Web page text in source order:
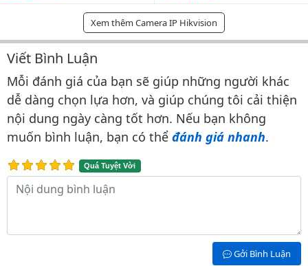
Xem thêm Camera IP Hikvision
Bình luận & Đánh giá
Viết Bình Luận
Mỗi đánh giá của bạn sẽ giúp những người khác
dễ dàng chọn lựa hơn, và giúp chúng tôi cải thiện
nội dung ngày càng tốt hơn. Nếu bạn không
muốn bình luận, bạn có thể đánh giá nhanh.
Quá Tuyệt Vời
Nội dung bình luận
Gởi Bình Luận